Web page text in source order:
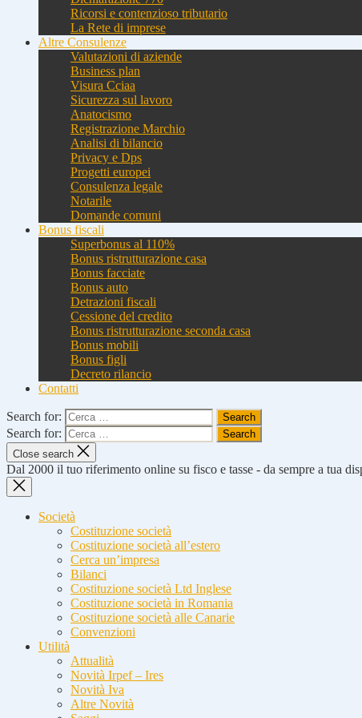
Ricorsi e contenzioso tributario
La Rete di imprese
Altre Consulenze
Valutazioni di aziende
Business plan
Visura Cciaa
Sicurezza sul lavoro
Anatocismo
Registrazione Marchio
Analisi di bilancio
Privacy e Dps
Progetti europei
Consulenza legale
Notarile
Domande comuni
Bonus fiscali
Superbonus al 110%
Bonus ristrutturazione casa
Bonus facciate
Bonus auto
Detrazioni fiscali
Cessione del credito
Bonus ristrutturazione seconda casa
Bonus mobili
Bonus figli
Decreto rilancio
Contatti
Search for:
Search for:
Close search
Dal 2000 il tuo riferimento online su fisco e tasse - da sempre a tua
Società
Costituzione società
Costituzione società all’estero
Cerca un’impresa
Bilanci
Costituzione società Ltd Inglese
Costituzione società in Romania
Costituzione società alle Canarie
Convenzioni
Utilità
Attualità
Novità Irpef – Ires
Novità Iva
Altre Novità